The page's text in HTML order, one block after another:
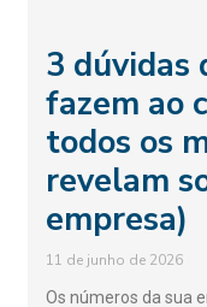
3 dúvidas
fazem ao
todos os
revelam
empresa)
11 de junho de 2026
Os números da sua